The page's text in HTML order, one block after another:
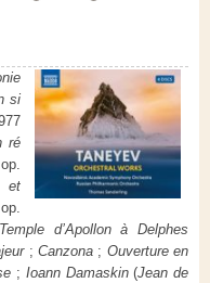
si
ré
et
d’Apollon à Delphes
;Canzona ; Ouverture en
; Ioann Damaskin(Jean de